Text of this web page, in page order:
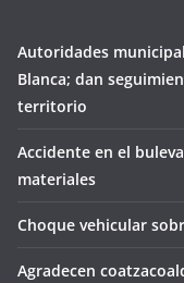
Autoridades
Blanca; dan
territorio
Accidente en el
materiales
Choque vehicular
Agradecen